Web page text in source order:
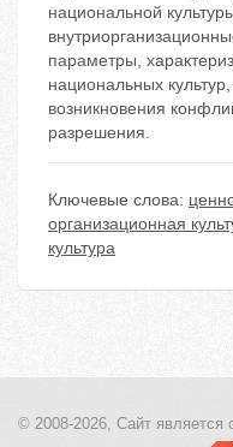
национальной
параметры,
национальных
возникновения
разрешения.
Ключевые слова:
организационная
культура
© 2008-2026, Сайт является